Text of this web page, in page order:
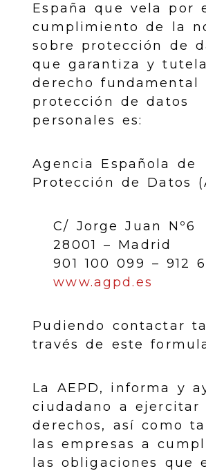
España que vela por
cumplimiento de la
sobre protección de
que garantiza y tutela
derecho fundamental
protección de datos
personales es:
Agencia Española de
Protección de Datos
C/ Jorge Juan Nº6
28001 – Madrid
901 100 099 – 912
www.agpd.es
Pudiendo contactar
través de este
La AEPD, informa y
ciudadano a ejercitar
derechos, así como
las empresas a
las obligaciones que